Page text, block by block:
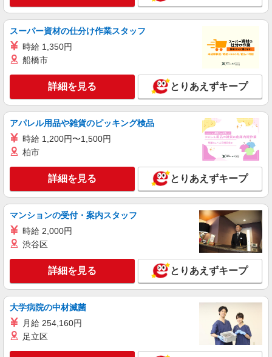
パート
ライフ江北駅前店（店舗コード869）
NEW
ライフ江北駅前店 東京都足立区西新井本町2-
31-20
キープ 詳細を見る
パート
ライフ江北駅前店（店舗コード869）
NEW
精肉
時給1,235円以上
ライフ江北駅前店 東京都足立区西新井本町2-
31-20
キープ 詳細を見る
ライフ扇大橋駅前店（店舗コード867）
NEW
（早朝）荷受け・商品陳列
ライフ扇大橋駅前店 東京都足立区扇2-26-1
詳細を見る
スーパー資材の仕分け作業スタッフ
時給 1,350円
船橋市
詳細を見る とりあえずキープ
アパレル用品や雑貨のピッキング検品
時給 1,200円〜1,500円
柏市
詳細を見る とりあえずキープ
マンションの受付・案内スタッフ
時給 2,000円
渋谷区
詳細を見る とりあえずキープ
大学病院の中材滅菌
月給 254,160円
足立区